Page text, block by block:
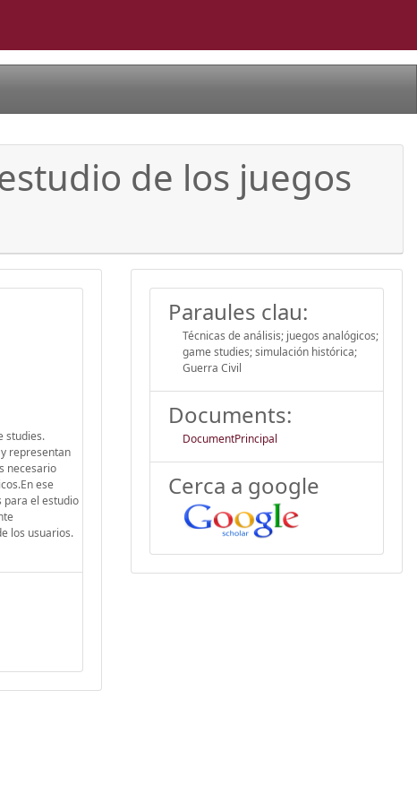
de los juegos
studies.
representan
necesario
ese
para el estudio
los usuarios.
Paraules clau:
Técnicas de análisis; juegos analógicos;
game studies; simulación histórica;
Guerra Civil
Documents:
DocumentPrincipal
Cerca a google